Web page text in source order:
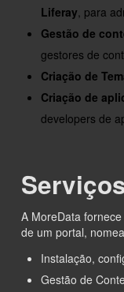
Liferay, para
Gestão de
gestores de
Criação de
Criação de
developers de
A MoreData
de um portal,
Instalação,
Gestão de